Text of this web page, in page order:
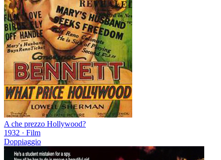
A che prezzo Hollywood?
1932 · Film
Doppiaggio